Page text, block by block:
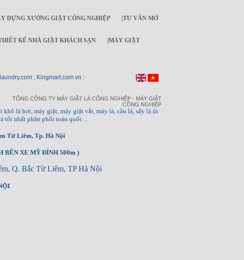
DỰNG XƯỞNG GIẶT CÔNG NGHIỆP |TƯ VẤN MỞ
KẾ NHÀ GIẶT KHÁCH SẠN |MÁY GIẶT
; Kingmart.com.vn ;
TỔNG CÔNG TY MÁY GIẶT LÀ CÔNG NGHIỆP - MÁY GIẶT
CÔNG NGHIỆP
là hơi, máy giặt, máy giặt vắt, máy là, cầu là, sấy là ủi
nhất phân phối toàn quốc ...
Từ Liêm, Tp. Hà Nội
BẾN XE MỸ ĐÌNH 500m )
Q. Bắc Từ Liêm, TP Hà Nội